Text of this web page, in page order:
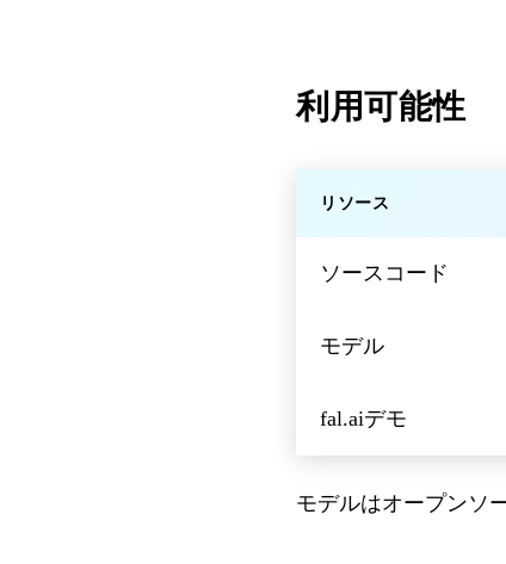
利用可能性
リソース
ソースコード
モデル
fal.aiデモ
モデルはオープンソ